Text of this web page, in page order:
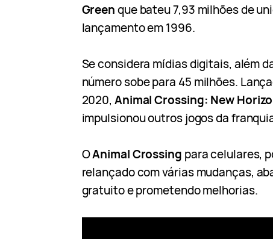
Greenque bateu 7,93 milhões de
lançamento em 1996.
Se considera mídias digitais, além
número sobe para 45 milhões.
2020, Animal Crossing: New
impulsionou outros jogos da
OAnimal Crossing para celulares,
relançado com várias mudanças,
gratuito e prometendo melhorias.